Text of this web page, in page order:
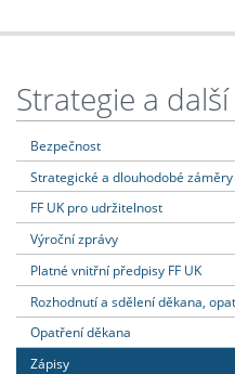
Strategie a
Bezpečnost
Strategické a dlouhodobé záměry
FF UK pro udržitelnost
Výroční zprávy
Platné vnitřní předpisy FF UK
Rozhodnutí a sdělení děkana,
Opatření děkana
Zápisy